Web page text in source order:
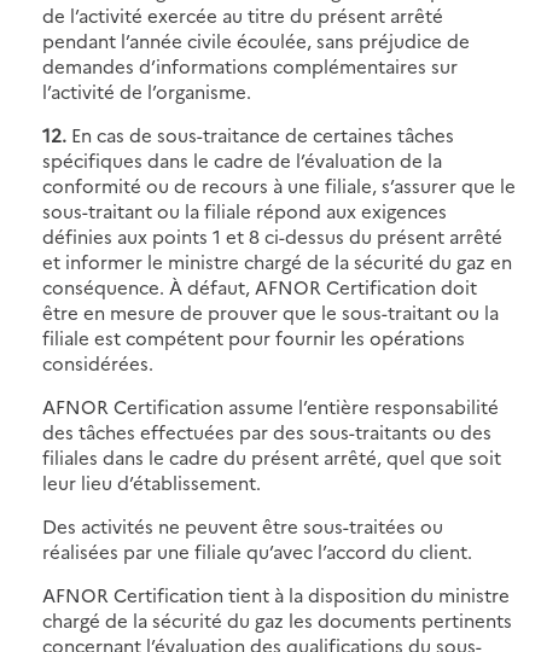
de l’activité exercée au titre du présent arrêté
pendant l’année civile écoulée, sans préjudice de
demandes d’informations complémentaires sur
l’activité de l’organisme.
12. En cas de sous-traitance de certaines tâches
spécifiques dans le cadre de l’évaluation de la
conformité ou de recours à une filiale, s’assurer que le
sous-traitant ou la filiale répond aux exigences
définies aux points 1 et 8 ci-dessus du présent arrêté
et informer le ministre chargé de la sécurité du gaz en
conséquence. À défaut, AFNOR Certification doit
être en mesure de prouver que le sous-traitant ou la
filiale est compétent pour fournir les opérations
considérées.
AFNOR Certification assume l’entière responsabilité
des tâches effectuées par des sous-traitants ou des
filiales dans le cadre du présent arrêté, quel que soit
leur lieu d’établissement.
Des activités ne peuvent être sous-traitées ou
réalisées par une filiale qu’avec l’accord du client.
AFNOR Certification tient à la disposition du ministre
chargé de la sécurité du gaz les documents pertinents
concernant l’évaluation des qualifications du sous-